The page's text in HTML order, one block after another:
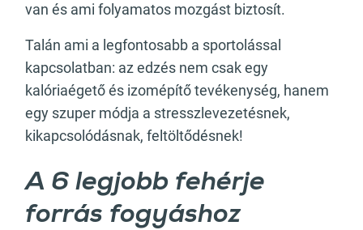
van és ami folyamatos mozgást biztosít.
Talán ami a legfontosabb a sportolással
kapcsolatban: az edzés nem csak egy
kalóriaégető és izomépítő tevékenység, hanem
egy szuper módja a stresszlevezetésnek,
kikapcsolódásnak, feltöltődésnek!
A 6 legjobb fehérje
forrás fogyáshoz